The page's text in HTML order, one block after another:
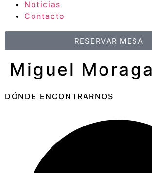
Noticias
Contacto
RESERVAR MESA
Miguel Moraga
DÓNDE ENCONTRARNOS